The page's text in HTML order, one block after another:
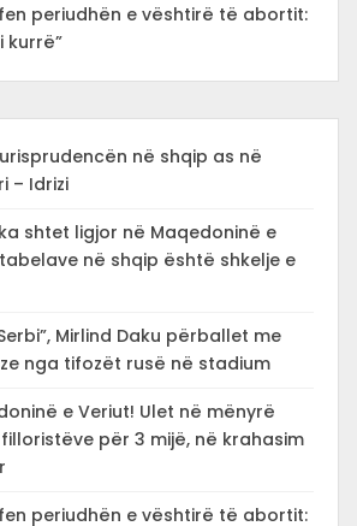
periudhën e vështirë të abortit:
kurrë”
në shqip as në
– Idrizi
shtet ligjor në Maqedoninë e
në shqip është shkelje e
Mirlind Daku përballet me
nga tifozët rusë në stadium
e Veriut! Ulet në mënyrë
për 3 mijë, në krahasim
periudhën e vështirë të abortit: